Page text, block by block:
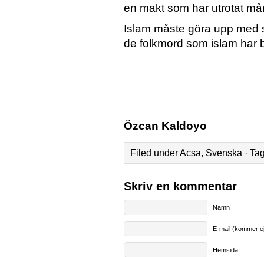
en makt som har utrotat
Islam måste göra upp
de folkmord som islam har
Özcan Kaldoyo
Filed underAcsa, Svenska ·
Skriv en kommentar
Namn
E-mail (kommer
Hemsida